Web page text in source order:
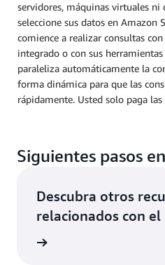
servidores, máquinas virtuales ni
seleccione sus datos en Amazon
comience a realizar consultas
integrado o con sus
paraleliza automáticamente la
forma dinámica para que las
rápidamente. Usted solo paga
Siguientes pasos
Descubra otros
relacionados con